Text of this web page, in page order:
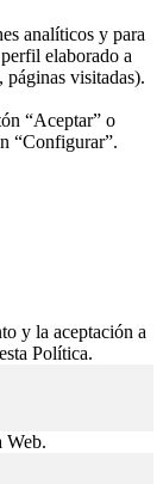
analíticos y para
elaborado a
visitadas).
“Aceptar” o
“Configurar”.
y la aceptación a
Política.
Web.